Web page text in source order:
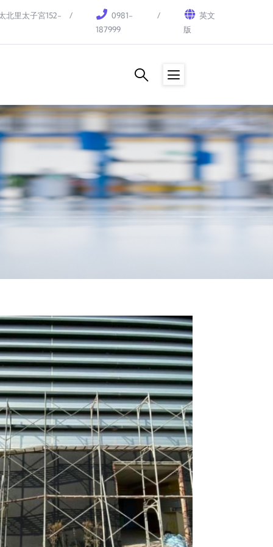
北里太子宮152-
0981-
187999
英文
版